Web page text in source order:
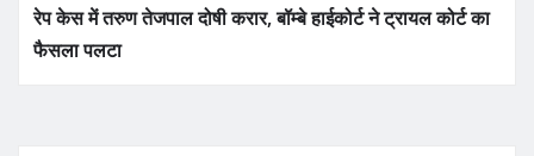
रेप केस में तरुण तेजपाल दोषी करार, बॉम्बे हाईकोर्ट ने ट्रायल कोर्ट का
फैसला पलटा